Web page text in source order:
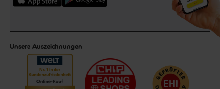
Unsere Auszeichnungen